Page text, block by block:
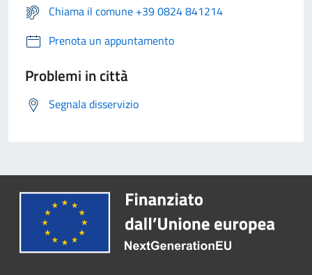
Chiama il comune +39 0824 841214
Prenota un appuntamento
Problemi in città
Segnala disservizio